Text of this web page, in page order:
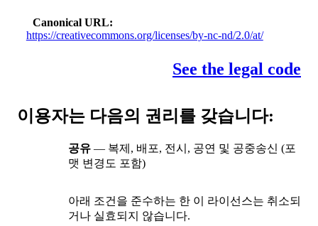
Canonical URL
https://creativecommons.org/licenses/by-nc-nd/2.0/at/
See the legal code
이용자는 다음의 권리를 갖습니다:
공유 — 복제, 배포, 전시, 공연 및 공중송신 (포
맷 변경도 포함)
아래 조건을 준수하는 한 이 라이선스는 취소되
거나 실효되지 않습니다.